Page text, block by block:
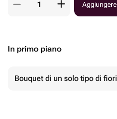
Aggiungere
In primo piano
Bouquet di un solo tipo di fiori